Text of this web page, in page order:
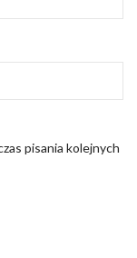
pisania kolejnych